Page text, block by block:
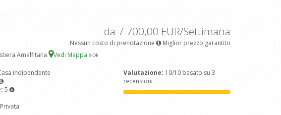
da 7.700,00 EUR/Settimana
Nessun costo di prenotazione
Miglior prezzo garantito
Amalfitana Vedi Mappa 3-OR
indipendente
5
Valutazione: 10/10 basato su 3
recensioni